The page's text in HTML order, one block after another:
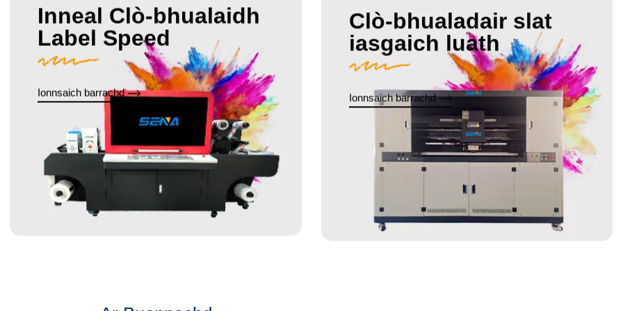
Inneal Clò-bhualaidh
Label Speed
Ionnsaich barrachd
Clò-bhualadair slat
iasgaich luath
Ionnsaich barrachd